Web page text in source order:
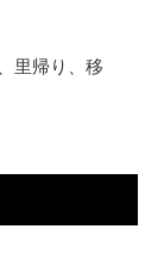
里帰り、移